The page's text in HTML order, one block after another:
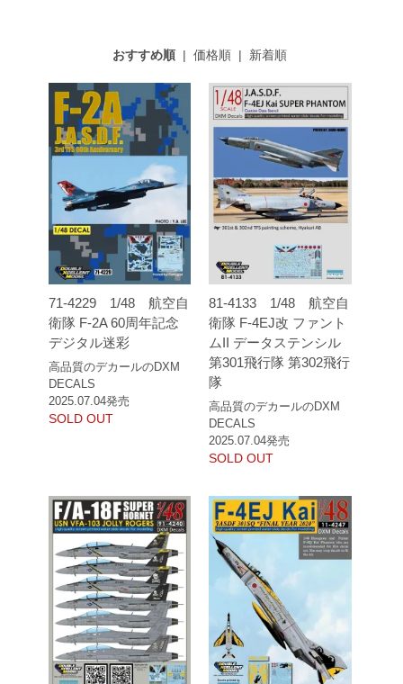
おすすめ順 |価格順 | 新着順
71-4229 1/48 航空自
衛隊 F-2A 60周年記念
デジタル迷彩
高品質のデカールのDXM
DECALS
2025.07.04発売
SOLD OUT
81-4133 1/48 航空自
衛隊 F-4EJ改 ファント
ムII データステンシル
第301飛行隊 第302飛行
隊
高品質のデカールのDXM
DECALS
2025.07.04発売
SOLD OUT